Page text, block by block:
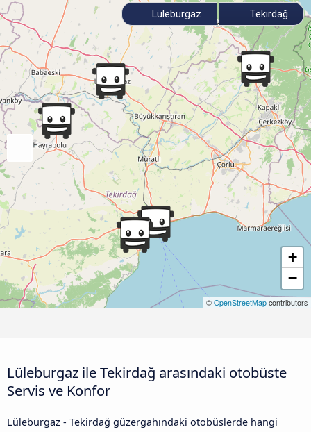
+
−
© OpenStreetMap contributors
Lüleburgaz Tekirdağ
Lüleburgaz ile Tekirdağ arasındaki otobüste
Servis ve Konfor
Lüleburgaz - Tekirdağ güzergahındaki otobüslerde hangi